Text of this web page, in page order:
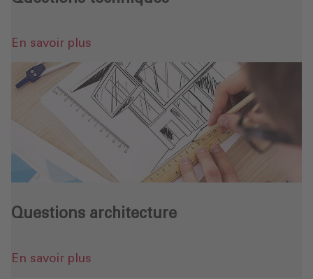
En savoir plus
- Questions techniques
Questions architecture
En savoir plus
- Questions architecture